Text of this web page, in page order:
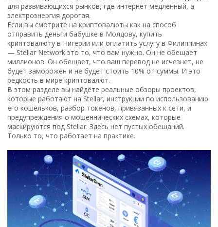
для развивающихся рынков, где интернет медленный, а
электроэнергия дорогая.
Если вы смотрите на криптовалюты как на способ
отправить деньги бабушке в Молдову, купить
криптовалюту в Нигерии или оплатить услугу в Филиппинах
— Stellar Network это то, что вам нужно. Он не обещает
миллионов. Он обещает, что ваш перевод не исчезнет, не
будет заморожен и не будет стоить 10% от суммы. И это
редкость в мире криптовалют.
В этом разделе вы найдёте реальные обзоры проектов,
которые работают на Stellar, инструкции по использованию
его кошельков, разбор токенов, привязанных к сети, и
предупреждения о мошеннических схемах, которые
маскируются под Stellar. Здесь нет пустых обещаний.
Только то, что работает на практике.